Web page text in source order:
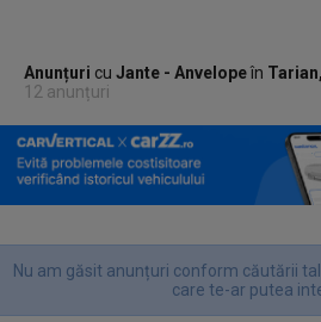
Anunțuri cuJante - Anvelopeîn
12 anunțuri
Nu am găsit anunțuri conform căutării
care te-ar putea